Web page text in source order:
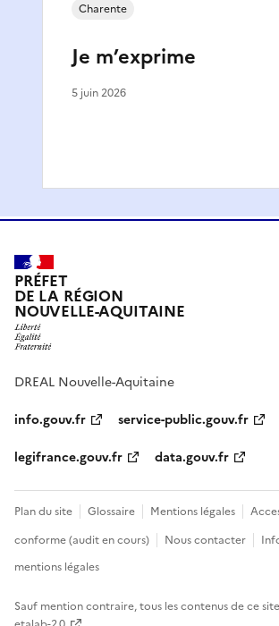
Je m’exprime
Charente
5 juin 2026
PRÉFET
DE LA RÉGION
NOUVELLE-AQUITAINE
DREAL Nouvelle-Aquitaine
info.gouv.fr
service-public.gouv.fr
legifrance.gouv.fr
data.gouv.fr
Plan du site Glossaire Mentions légales
conforme (audit en cours)
Nous contacter
mentions légales
Sauf mention contraire, tous les contenus de ce